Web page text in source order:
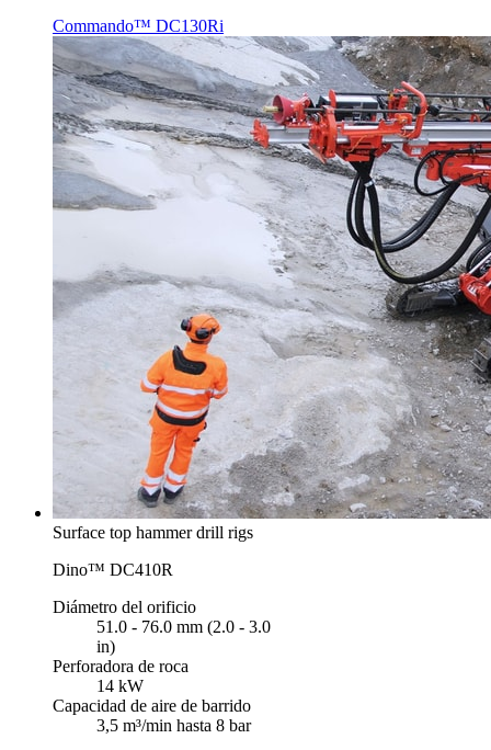
Commando™ DC130Ri
Surface top hammer drill rigs
Dino™ DC410R
Diámetro del orificio
51.0 - 76.0 mm (2.0 - 3.0
in)
Perforadora de roca
14 kW
Capacidad de aire de barrido
3,5 m³/min hasta 8 bar